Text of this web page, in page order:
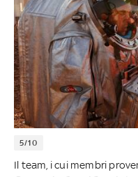
5/10
Il team, i cui membri